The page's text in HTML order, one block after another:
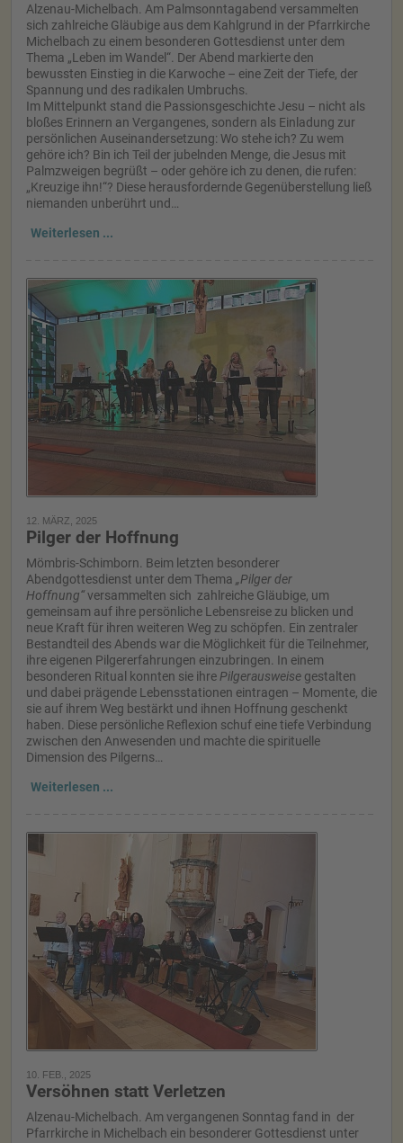
Alzenau-Michelbach. Am Palmsonntagabend versammelten
sich zahlreiche Gläubige aus dem Kahlgrund in der Pfarrkirche
Michelbach zu einem besonderen Gottesdienst unter dem
Thema „Leben im Wandel“. Der Abend markierte den
bewussten Einstieg in die Karwoche – eine Zeit der Tiefe, der
Spannung und des radikalen Umbruchs.
Im Mittelpunkt stand die Passionsgeschichte Jesu – nicht als
bloßes Erinnern an Vergangenes, sondern als Einladung zur
persönlichen Auseinandersetzung: Wo stehe ich? Zu wem
gehöre ich? Bin ich Teil der jubelnden Menge, die Jesus mit
Palmzweigen begrüßt – oder gehöre ich zu denen, die rufen:
„Kreuzige ihn!“? Diese herausfordernde Gegenüberstellung ließ
niemanden unberührt und…
Weiterlesen ...
12. MÄRZ, 2025
Pilger der Hoffnung
Mömbris-Schimborn. Beim letzten besonderer
Abendgottesdienst unter dem Thema „Pilger der
Hoffnung“versammelten sich zahlreiche Gläubige, um
gemeinsam auf ihre persönliche Lebensreise zu blicken und
neue Kraft für ihren weiteren Weg zu schöpfen. Ein zentraler
Bestandteil des Abends war die Möglichkeit für die Teilnehmer,
ihre eigenen Pilgererfahrungen einzubringen. In einem
besonderen Ritual konnten sie ihre Pilgerausweise gestalten
und dabei prägende Lebensstationen eintragen – Momente, die
sie auf ihrem Weg bestärkt und ihnen Hoffnung geschenkt
haben. Diese persönliche Reflexion schuf eine tiefe Verbindung
zwischen den Anwesenden und machte die spirituelle
Dimension des Pilgerns…
Weiterlesen ...
10. FEB., 2025
Versöhnen statt Verletzen
Alzenau-Michelbach. Am vergangenen Sonntag fand in der
Pfarrkirche in Michelbach ein besonderer Gottesdienst unter